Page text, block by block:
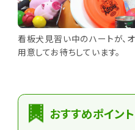
看板犬見習い中のハートが、
用意してお待ちしています。
おすすめポイン